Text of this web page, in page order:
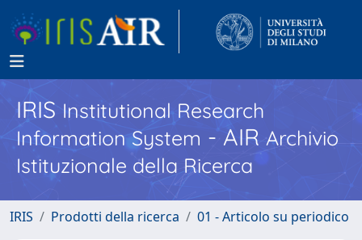
IRISInstitutional Research
Information System - AIR Archivio
Istituzionale della Ricerca
IRIS Prodotti della ricerca 01 - Articolo su periodico